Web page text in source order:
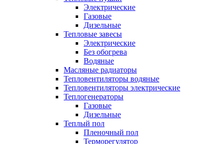
Электрические
Газовые
Дизельные
Тепловые завесы
Электрические
Без обогрева
Водяные
Масляные радиаторы
Тепловентиляторы водяные
Тепловентиляторы электрические
Теплогенераторы
Газовые
Дизельные
Теплый пол
Пленочный пол
Терморегулятор